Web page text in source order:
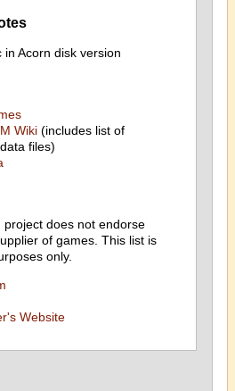
in Acorn disk version
Wiki(includes list of
files)
project does not endorse
of games. This list is
only.
Website